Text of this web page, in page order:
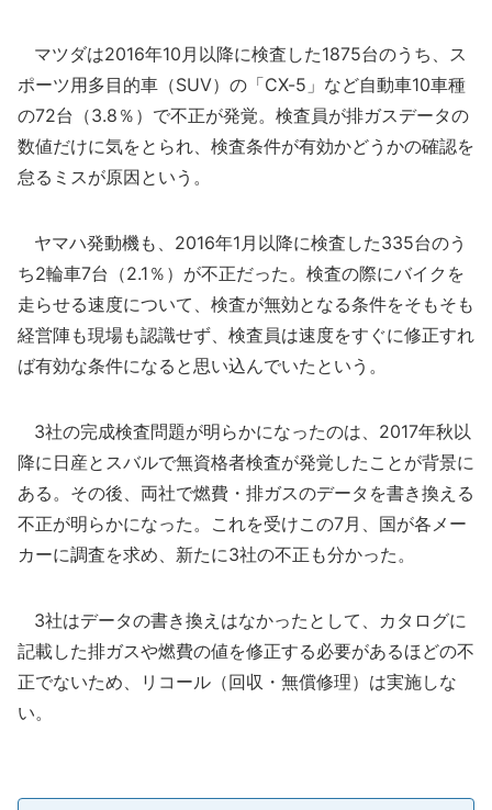
マツダは2016年10月以降に検査した1875台のうち、ス
ポーツ用多目的車（SUV）の「CX-5」など自動車10車種
の72台（3.8％）で不正が発覚。検査員が排ガスデータの
数値だけに気をとられ、検査条件が有効かどうかの確認を
怠るミスが原因という。
ヤマハ発動機も、2016年1月以降に検査した335台のう
ち2輪車7台（2.1％）が不正だった。検査の際にバイクを
走らせる速度について、検査が無効となる条件をそもそも
経営陣も現場も認識せず、検査員は速度をすぐに修正すれ
ば有効な条件になると思い込んでいたという。
3社の完成検査問題が明らかになったのは、2017年秋以
降に日産とスバルで無資格者検査が発覚したことが背景に
ある。その後、両社で燃費・排ガスのデータを書き換える
不正が明らかになった。これを受けこの7月、国が各メー
カーに調査を求め、新たに3社の不正も分かった。
3社はデータの書き換えはなかったとして、カタログに
記載した排ガスや燃費の値を修正する必要があるほどの不
正でないため、リコール（回収・無償修理）は実施しな
い。